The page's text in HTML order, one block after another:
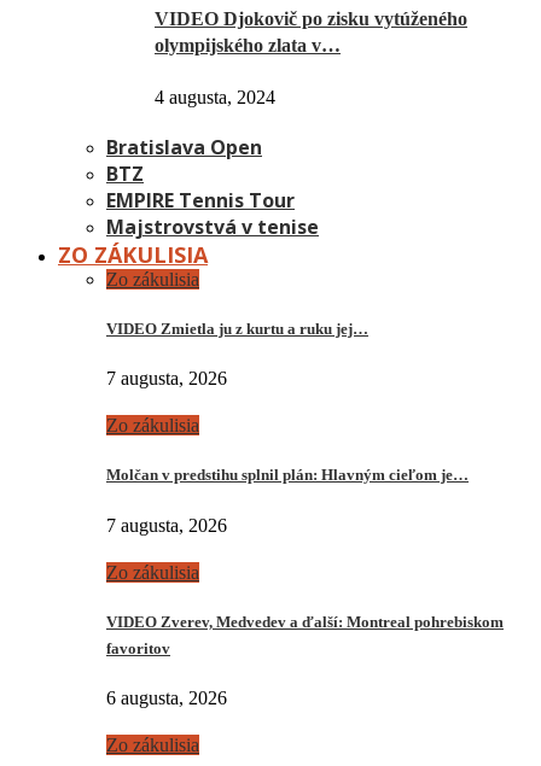
VIDEO Djokovič po zisku vytúženého
olympijského zlata v…
4 augusta, 2024
Bratislava Open
BTZ
EMPIRE Tennis Tour
Majstrovstvá v tenise
ZO ZÁKULISIA
Zo zákulisia
VIDEO Zmietla ju z kurtu a ruku jej…
7 augusta, 2026
Zo zákulisia
Molčan v predstihu splnil plán: Hlavným cieľom je…
7 augusta, 2026
Zo zákulisia
VIDEO Zverev, Medvedev a ďalší: Montreal pohrebiskom
favoritov
6 augusta, 2026
Zo zákulisia